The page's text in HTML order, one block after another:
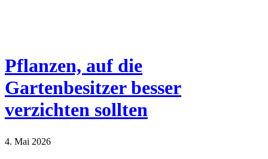
Pflanzen, auf die
Gartenbesitzer besser
verzichten sollten
4. Mai 2026